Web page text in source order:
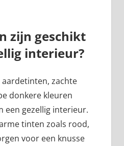
zijn geschikt
interieur?
zachte
donkere kleuren
een gezellig interieur.
tinten zoals rood,
voor een knusse